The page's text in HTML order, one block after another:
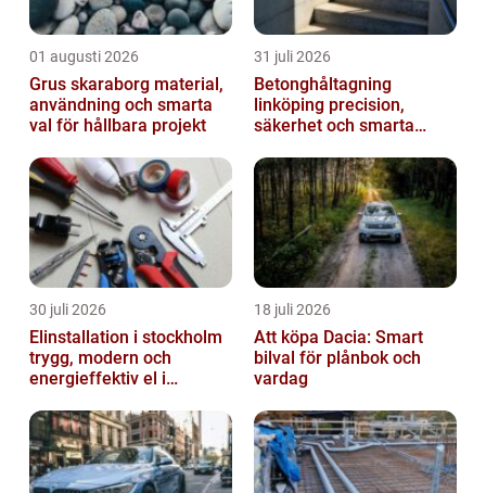
01 augusti 2026
Grus skaraborg material,
användning och smarta
val för hållbara projekt
31 juli 2026
Betonghåltagning
linköping precision,
säkerhet och smarta
30 juli 2026
Elinstallation i stockholm
trygg, modern och
energieffektiv el i
18 juli 2026
Att köpa Dacia: Smart
bilval för plånbok och
vardag